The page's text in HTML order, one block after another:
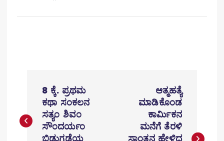
s
8 ಕ್ಕೆ. ಪ್ರಥಮ
ಕಥಾ ಸಂಕಲನ
ಸತ್ಯಂ ಶಿವಂ
ಸೌಂದರ್ಯಂ
ಬಿಡುಗಡೆಯ
ಆತ್ಮಹತ್ಯೆ
ಮಾಡಿಕೊಂಡ
ಕಾರ್ಮಿಕನ
ಮನೆಗೆ ತೆರಳಿ
ಸಾಂತ್ವನ ಹೇಳಿದ